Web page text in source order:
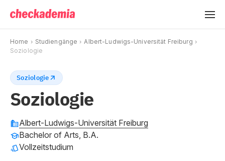
Home Studiengänge
Albert-Ludwigs-Universität Freiburg
Soziologie
Soziologie
Soziologie
Albert-Ludwigs-Universität Freiburg
Bachelor of Arts, B.A.
Vollzeitstudium